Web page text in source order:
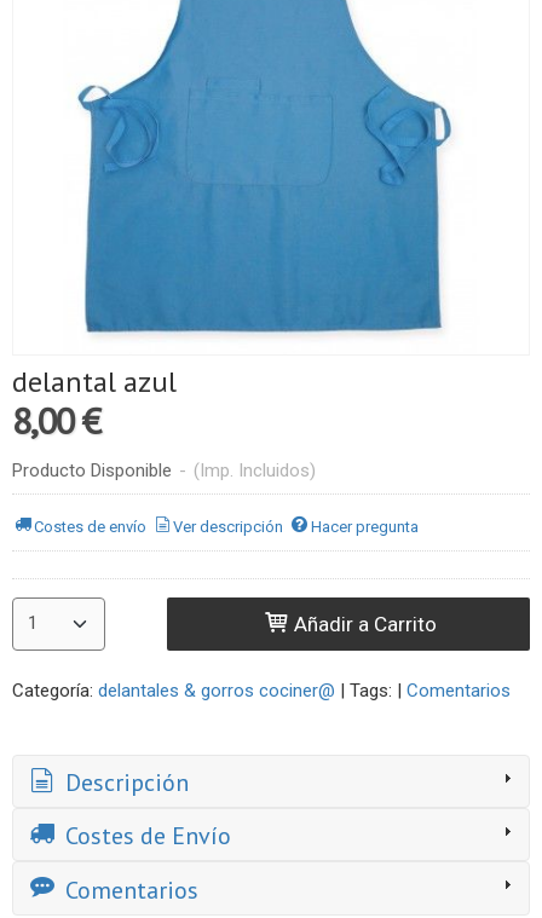
delantal azul
8,00 €
Producto Disponible - (Imp. Incluidos)
Costes de envío Ver descripción Hacer pregunta
Añadir a Carrito
Categoría: delantales & gorros cociner@ | Tags: | Comentarios
Descripción
Costes de Envío
Comentarios